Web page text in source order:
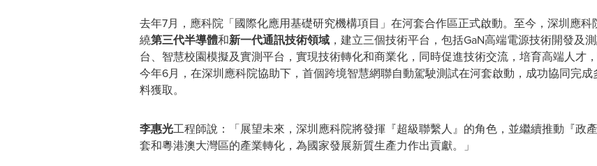
去年7月，應科院「國際化應用基礎研究機構項目」在河套合作區正式啟動。至今，深圳應
繞第三代半導體和新一代通訊技術領域，建立三個技術平台，包括GaN高端電源技術開發及
台、智慧校園模擬及實測平台，實現技術轉化和商業化，同時促進技術交流，培育高端人才
今年6月，在深圳應科院協助下，首個跨境智慧網聯自動駕駛測試在河套啟動，成功協同完
料獲取。
李惠光工程師說：「展望未來，深圳應科院將發揮『超級聯繫人』的角色，並繼續推動『政
套和粵港澳大灣區的產業轉化，為國家發展新質生產力作出貢獻。」